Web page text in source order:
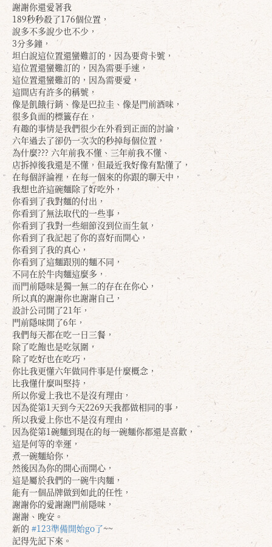
謝謝你還愛著我
189秒秒殺了176個位置，
說多不多說少也不少，
3分多鐘，
坦白說這位置還蠻難訂的，因為要背卡號，
這位置還蠻難訂的，因為需要手速，
這位置還蠻難訂的，因為需要愛，
這間店有許多的稱號，
像是飢餓行銷、像是巴拉圭、像是門前酒味，
很多負面的標籤存在，
有趣的事情是我們很少在外看到正面的討論，
六年過去了卻仍一次次的秒掉每個位置，
為什麼??? 六年前我不懂、三年前我不懂、
店拆掉後我還是不懂，但最近我好像有點懂了，
在每個評論裡，在每一個來的你跟的聊天中，
我想也許這碗麵除了好吃外，
你看到了我對麵的付出，
你看到了無法取代的一些事，
你看到了我對一些細節沒到位而生氣，
你看到了我記起了你的喜好而開心，
你看到了我的真心，
你看到了這麵跟別的麵不同，
不同在於牛肉麵這麼多，
而門前隱味是獨一無二的存在在你心，
所以真的謝謝你也謝謝自己，
設計公司開了21年，
門前隱味開了6年，
我們每天都在吃一日三餐，
除了吃飽也是吃氛圍，
除了吃好也在吃巧，
你比我更懂六年做同件事是什麼概念，
比我懂什麼叫堅持，
所以你愛上我也不是沒有理由，
因為從第1天到今天2269天我都做相同的事，
所以我愛上你也不是沒有理由，
因為從第1碗麵到現在的每一碗麵你都還是喜歡，
這是何等的幸運，
煮一碗麵給你，
然後因為你的開心而開心，
這是屬於我們的一碗牛肉麵，
能有一個品牌做到如此的任性，
謝謝你的愛謝謝門前隱味，
謝謝、晚安。
新的 #123準備開始go了~~
記得先記下來。
確定 取消